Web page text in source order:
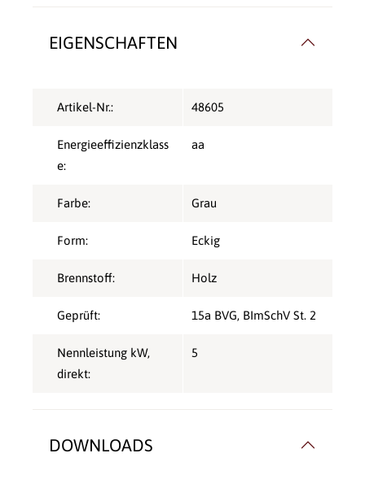
EIGENSCHAFTEN
Artikel-Nr.: 48605
Energieeffizienzklass
e:
aa
Farbe: Grau
Form: Eckig
Brennstoff: Holz
Geprüft: 15a BVG, BImSchV St. 2
Nennleistung kW,
direkt:
5
DOWNLOADS